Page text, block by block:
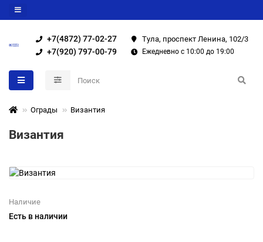
+7(4872) 77-02-27
+7(920) 797-00-79
Тула, проспект Ленина, 102/3
Ежедневно с 10:00 до 19:00
Ограды Византия
Византия
Наличие
Есть в наличии